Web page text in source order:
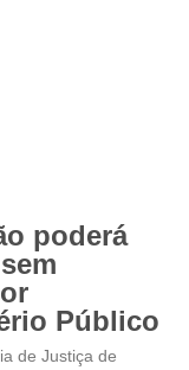
poderá
Público
de Justiça de